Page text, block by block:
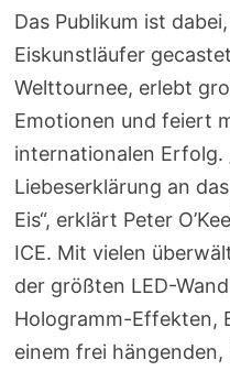
Das Publikum ist
Eiskunstläufer
Welttournee, erlebt
Emotionen und feiert
internationalen Erfolg.
Liebeserklärung an
Eis“, erklärt Peter
ICE. Mit vielen
der größten LED-
Hologramm-Effekten,
einem frei